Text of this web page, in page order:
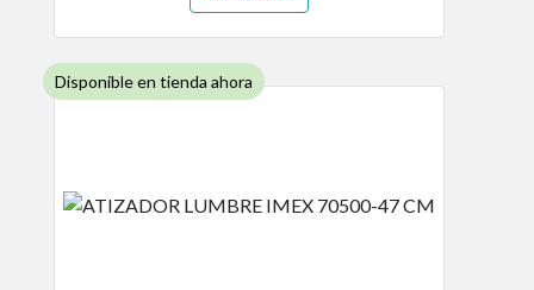
Disponible en tienda ahora